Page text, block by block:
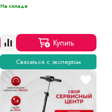
На складе
Купить
Связаться с экспертом